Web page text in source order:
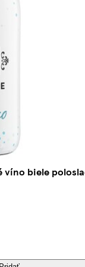
víno biele